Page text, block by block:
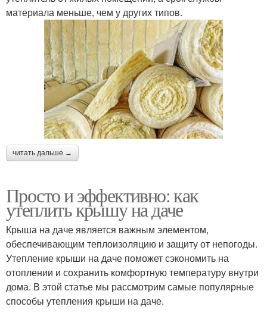
материала меньше, чем у других типов.
читать дальше →
Просто и эффективно: как
утеплить крышу на даче
Крыша на даче является важным элементом,
обеспечивающим теплоизоляцию и защиту от непогоды.
Утепление крыши на даче поможет сэкономить на
отоплении и сохранить комфортную температуру внутри
дома. В этой статье мы рассмотрим самые популярные
способы утепления крыши на даче.